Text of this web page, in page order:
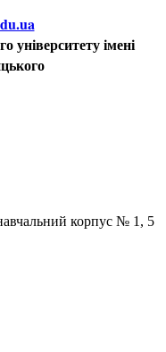
університету імені
корпус № 1, 5